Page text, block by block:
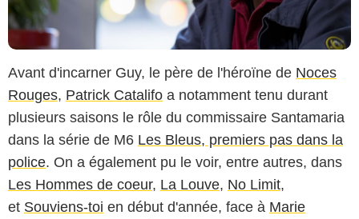
Avant d'incarner Guy, le père de l'héroïne de Noces
Rouges, Patrick Catalifo a notamment tenu durant
plusieurs saisons le rôle du commissaire Santamaria
dans la série de M6 Les Bleus, premiers pas dans la
police. On a également pu le voir, entre autres, dans
Les Hommes de coeur, La Louve, No Limit,
et Souviens-toi en début d'année, face à Marie